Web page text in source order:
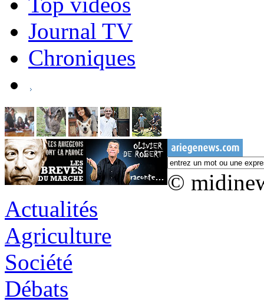
Journal TV
Chroniques
©
Actualités
Agriculture
Société
Débats